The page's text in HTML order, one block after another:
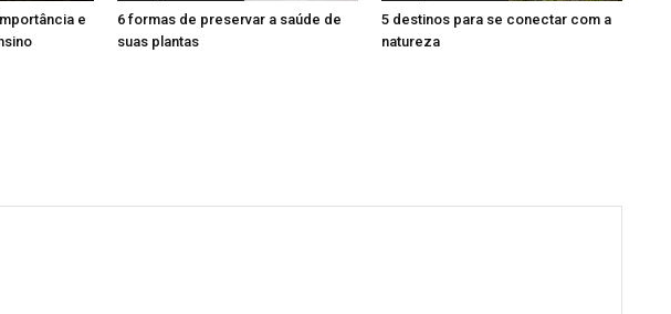
e
6 formas de preservar a saúde de
suas plantas
5 destinos para se conectar com a
natureza